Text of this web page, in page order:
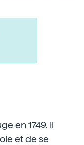
en 1749. Il
et de se